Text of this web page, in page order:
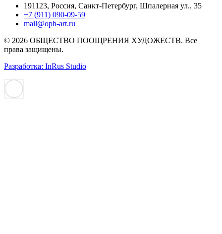
191123, Россия, Санкт-Петербург, Шпалерная ул., 35
+7 (911) 090-09-59
mail@oph-art.ru
© 2026 ОБЩЕСТВО ПООЩРЕНИЯ ХУДОЖЕСТВ. Все
права защищены.
Разработка: InRus Studio